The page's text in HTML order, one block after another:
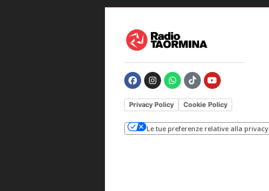
Privacy Policy Cookie Policy
Le tue preferenze relative alla privacy